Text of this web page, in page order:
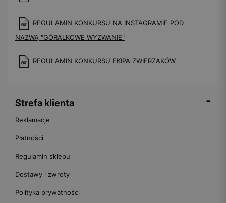
REGULAMIN KONKURSU NA INSTAGRAMIE POD
NAZWĄ "GÓRALKOWE WYZWANIE"
REGULAMIN KONKURSU EKIPA ZWIERZAKÓW
-
Strefa klienta
Reklamacje
Płatności
Regulamin sklepu
Dostawy i zwroty
Polityka prywatności